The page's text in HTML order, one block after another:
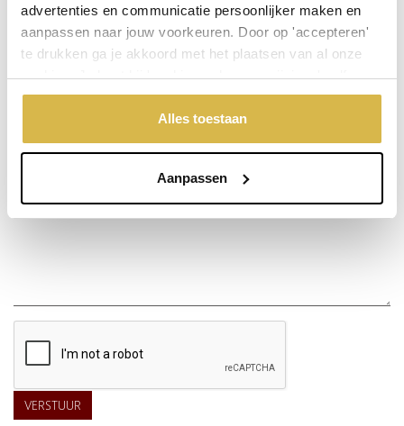
advertenties en communicatie persoonlijker maken en
aanpassen naar jouw voorkeuren. Door op 'accepteren'
te drukken ga je akkoord met het plaatsen van al onze
cookies. Je kunt bij 'cookievoorkeuren wijzigen' zelf
aangeven welke cookies jouw akkoord krijgen. En door te
'weigeren' worden alleen de functionele cookies
geplaatst. Bekijk onze cookieverklaring voor meer
Alles toestaan
Aanpassen
Uw naam
VERSTUUR